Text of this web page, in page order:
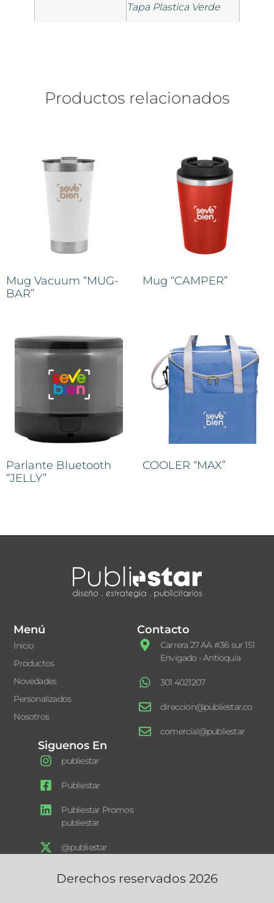
Tapa Plastica Verde
Productos relacionados
Mug Vacuum “MUG-
BAR”
Mug “CAMPER”
Parlante Bluetooth
“JELLY”
COOLER “MAX”
Menú
Inicio
Productos
Novedades
Personalizados
Nosotros
Contacto
Carrera 27 AA #36 sur 151
Envigado - Antioquia
301 4021207
direccion@publiestar.co
comercial@publiestar
Siguenos En
publiestar
Publiestar
Publiestar Promos
publiestar
@publiestar
Derechos reservados 2026